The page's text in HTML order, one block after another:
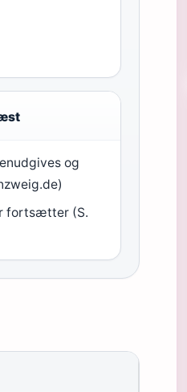
og
fortsætter (S.